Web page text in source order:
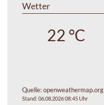
Wetter
22 °C
Quelle:openweathermap.org
Stand: 06.08.2026 08:45 Uhr